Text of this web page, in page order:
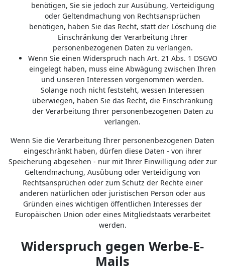
benötigen, Sie sie jedoch zur Ausübung, Verteidigung
oder Geltendmachung von Rechtsansprüchen
benötigen, haben Sie das Recht, statt der Löschung die
Einschränkung der Verarbeitung Ihrer
personenbezogenen Daten zu verlangen.
Wenn Sie einen Widerspruch nach Art. 21 Abs. 1 DSGVO
eingelegt haben, muss eine Abwägung zwischen Ihren
und unseren Interessen vorgenommen werden.
Solange noch nicht feststeht, wessen Interessen
überwiegen, haben Sie das Recht, die Einschränkung
der Verarbeitung Ihrer personenbezogenen Daten zu
verlangen.
Wenn Sie die Verarbeitung Ihrer personenbezogenen Daten
eingeschränkt haben, dürfen diese Daten - von ihrer
Speicherung abgesehen - nur mit Ihrer Einwilligung oder zur
Geltendmachung, Ausübung oder Verteidigung von
Rechtsansprüchen oder zum Schutz der Rechte einer
anderen natürlichen oder juristischen Person oder aus
Gründen eines wichtigen öffentlichen Interesses der
Europäischen Union oder eines Mitgliedstaats verarbeitet
werden.
Widerspruch gegen Werbe-E-
Mails